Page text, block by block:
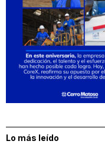
Lo más leído